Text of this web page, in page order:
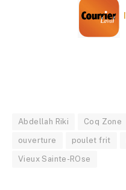
Abdellah Riki Coq Zone
ouverture poulet frit
Vieux Sainte-ROse